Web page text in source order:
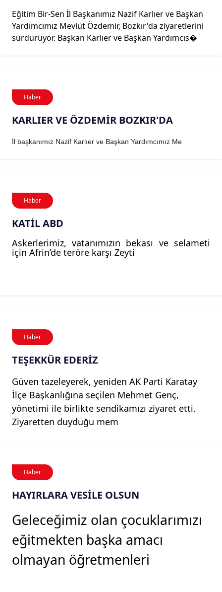
Eğitim Bir-Sen İl Başkanımız Nazif Karlıer ve Başkan
Yardımcımız Mevlüt Özdemir, Bozkır'da ziyaretlerini
sürdürüyor. Başkan Karlıer ve Başkan Yardımcıs�
Haber
KARLIER VE ÖZDEMİR BOZKIR'DA
İl başkanımız Nazif Karlıer ve Başkan Yardımcımız Me
Haber
KATİL ABD
Askerlerimiz, vatanımızın bekası ve selameti
için Afrin’de teröre karşı Zeyti
Haber
TEŞEKKÜR EDERİZ
Güven tazeleyerek, yeniden AK Parti Karatay
İlçe Başkanlığına seçilen Mehmet Genç,
yönetimi ile birlikte sendikamızı ziyaret etti.
Ziyaretten duyduğu mem
Haber
HAYIRLARA VESİLE OLSUN
Geleceğimiz olan çocuklarımızı
eğitmekten başka amacı
olmayan öğretmenleri